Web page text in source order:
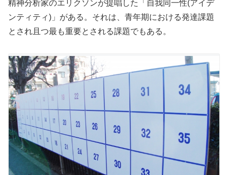
精神分析家のエリクソンが提唱した「自我同一性(アイデ
ンティティ)」がある。それは、青年期における発達課題
とされ且つ最も重要とされる課題でもある。